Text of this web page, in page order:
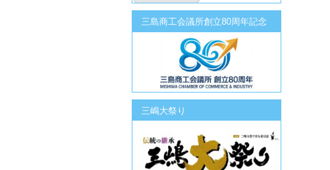
三島商工会議所創立80周年記念
三嶋大祭り